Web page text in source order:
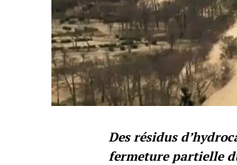
Des résidus
fermeture partielle